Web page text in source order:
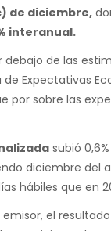
de diciembre,
interanual.
de las
Expectativas
por sobre las
subió
diciembre del
hábiles que en
el